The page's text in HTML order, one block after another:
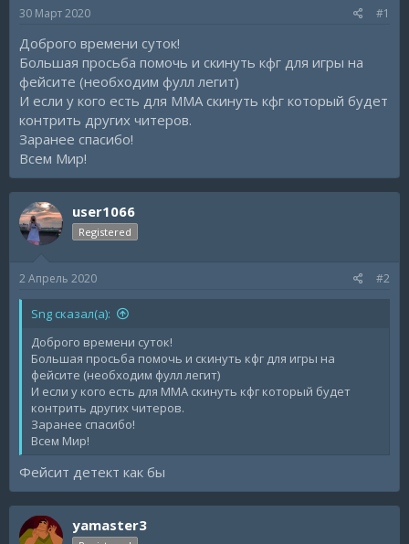
м
а
а
30 Март 2020 #1
Доброго времени суток!
Большая просьба помочь и скинуть кфг для игры на
фейсите (необходим фулл легит)
И если у кого есть для ММА скинуть кфг который будет
контрить других читеров.
Заранее спасибо!
Всем Мир!
user1066
Registered
2 Апрель 2020 #2
Sng сказал(а):
Доброго времени суток!
Большая просьба помочь и скинуть кфг для игры на
фейсите (необходим фулл легит)
И если у кого есть для ММА скинуть кфг который будет
контрить других читеров.
Заранее спасибо!
Всем Мир!
Фейсит детект как бы
yamaster3